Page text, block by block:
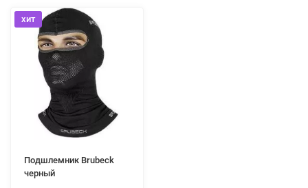
хит
Подшлемник Brubeck
черный